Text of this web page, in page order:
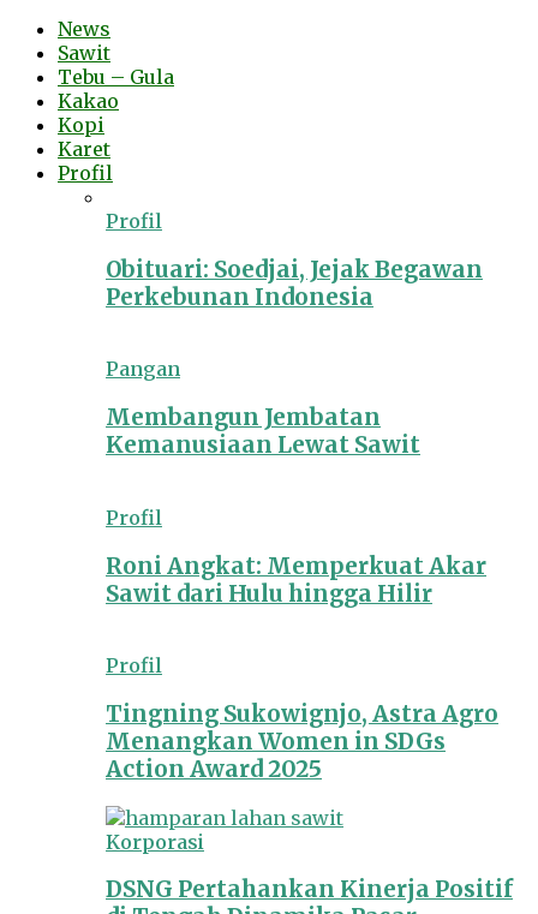
News
Sawit
Tebu – Gula
Kakao
Kopi
Karet
Profil
Profil
Obituari: Soedjai, Jejak Begawan
Perkebunan Indonesia
Pangan
Membangun Jembatan
Kemanusiaan Lewat Sawit
Profil
Roni Angkat: Memperkuat Akar
Sawit dari Hulu hingga Hilir
Profil
Tingning Sukowignjo, Astra Agro
Menangkan Women in SDGs
Action Award 2025
Korporasi
DSNG Pertahankan Kinerja Positif